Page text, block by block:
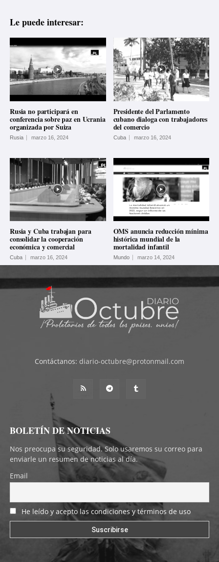
Le puede interesar:
Rusia no participará en
conferencia sobre paz en Ucrania
organizada por Suiza
Rusia marzo 16, 2024
Presidente del Parlamento
cubano dialoga con trabajadores
del comercio
Cuba marzo 16, 2024
Rusia y Cuba trabajan para
consolidar la cooperación
económica y comercial
Cuba marzo 16, 2024
OMS anuncia reducción mínima
histórica mundial de la
mortalidad infantil
Mundo marzo 14, 2024
Contáctanos: diario-octubre@protonmail.com
BOLETÍN DE NOTICIAS
Nos preocupa su seguridad. Solo usaremos su correo para
enviarle un resumen de noticias al día.
Email
He leído y acepto las condiciones y términos de uso